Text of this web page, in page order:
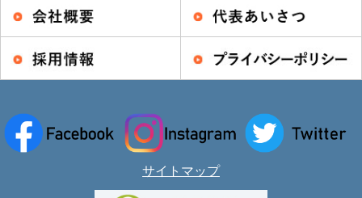
サイトマップ